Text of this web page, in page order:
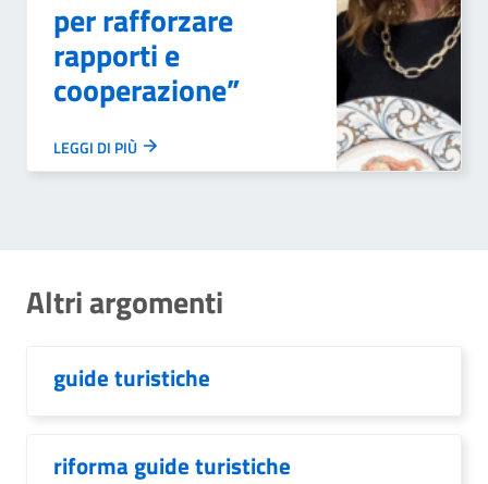
per rafforzare
rapporti e
cooperazione”
LEGGI DI PIÙ
Altri argomenti
guide turistiche
riforma guide turistiche